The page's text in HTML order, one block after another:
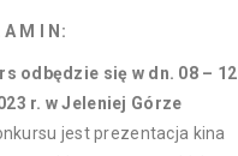
A M I N:
odbędzie się w dn. 08 – 12
r. w Jeleniej Górze
jest prezentacja kina